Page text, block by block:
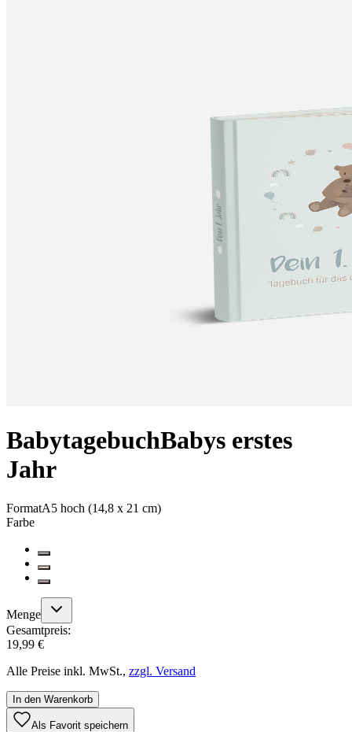
BabytagebuchBabys erstes
Jahr
FormatA5 hoch (14,8 x 21 cm)
Farbe
Menge
Gesamtpreis:
19,99 €
Alle Preise inkl. MwSt., zzgl. Versand
In den Warenkorb
Als Favorit speichern